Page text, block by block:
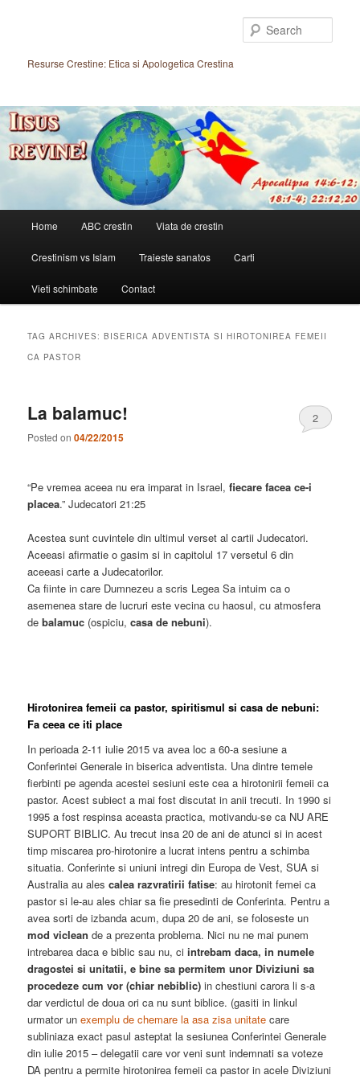
content
contentResurse Crestine: Etica si Apologetica Crestina
Home ABC crestin Viata de crestin
Crestinism vs Islam Traieste sanatos Carti
Vieti schimbate Contact
TAG ARCHIVES:BISERICA ADVENTISTA SI HIROTONIREA FEMEII
CA PASTOR
La balamuc!
Posted on04/22/2015
2
“Pe vremea aceea nu era imparat in Israel,fiecare facea ce-i
placea.” Judecatori 21:25
Acestea sunt cuvintele din ultimul verset al cartii Judecatori.
Aceeasi afirmatie o gasim si in capitolul 17 versetul 6 din
aceeasi carte a Judecatorilor.
Ca fiinte in care Dumnezeu a scris Legea Sa intuim ca o
asemenea stare de lucruri este vecina cu haosul, cu atmosfera
debalamuc (ospiciu,casa de nebuni).
Hirotonirea femeii ca pastor, spiritismul si casa de nebuni:
Fa ceea ce iti place
In perioada 2-11 iulie 2015 va avea loc a 60-a sesiune a
Conferintei Generale in biserica adventista. Una dintre temele
fierbinti pe agenda acestei sesiuni este cea a hirotonirii femeii ca
pastor. Acest subiect a mai fost discutat in anii trecuti. In 1990 si
1995 a fost respinsa aceasta practica, motivandu-se ca NU ARE
SUPORT BIBLIC. Au trecut insa 20 de ani de atunci si in acest
timp miscarea pro-hirotonire a lucrat intens pentru a schimba
situatia. Conferinte si uniuni intregi din Europa de Vest, SUA si
Australia au alescalea razvratirii fatise: au hirotonit femei ca
pastor si le-au ales chiar sa fie presedinti de Conferinta. Pentru a
avea sorti de izbanda acum, dupa 20 de ani, se foloseste un
mod vicleande a prezenta problema. Nici nu ne mai punem
intrebarea daca e biblic sau nu, ciintrebam daca, in numele
dragostei si unitatii, e bine sa permitem unor Diviziuni sa
procedeze cum vor (chiar nebiblic) in chestiuni carora li s-a
dar verdictul de doua ori ca nu sunt biblice. (gasiti in linkul
urmator unexemplu de chemare la asa zisa unitate care
subliniaza exact pasul asteptat la sesiunea Conferintei Generale
din iulie 2015 – delegatii care vor veni sunt indemnati sa voteze
DA pentru a permite hirotonirea femeii ca pastor in acele Diviziuni